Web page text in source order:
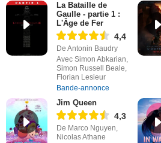
La Bataille de
Gaulle - partie 1 :
L'Âge de Fer
4,4
De Antonin Baudry
Avec Simon Abkarian,
Simon Russell Beale,
Florian Lesieur
Bande-annonce
Jim Queen
4,3
De Marco Nguyen,
Nicolas Athane